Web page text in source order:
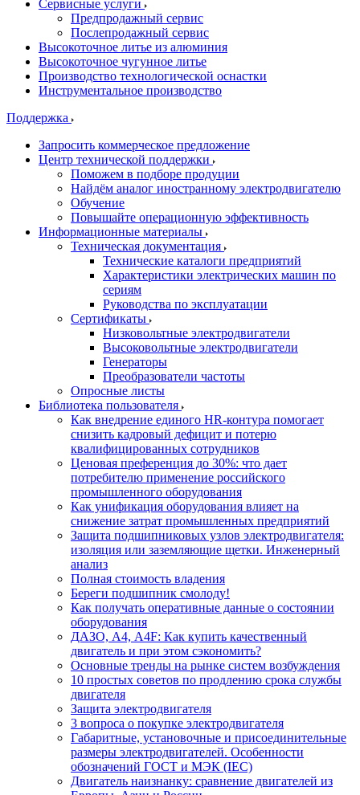
Сервисные услуги
Предпродажный сервис
Послепродажный сервис
Высокоточное литье из алюминия
Высокоточное чугунное литье
Производство технологической оснастки
Инструментальное производство
Поддержка
Запросить коммерческое предложение
Центр технической поддержки
Поможем в подборе продуции
Найдём аналог иностранному электродвигателю
Обучение
Повышайте операционную эффективность
Информационные материалы
Техническая документация
Технические каталоги предприятий
Характеристики электрических машин по
сериям
Руководства по эксплуатации
Сертификаты
Низковольтные электродвигатели
Высоковольтные электродвигатели
Генераторы
Преобразователи частоты
Опросные листы
Библиотека пользователя
Как внедрение единого HR-контура помогает
снизить кадровый дефицит и потерю
квалифицированных сотрудников
Ценовая преференция до 30%: что дает
потребителю применение российского
промышленного оборудования
Как унификация оборудования влияет на
снижение затрат промышленных предприятий
Защита подшипниковых узлов электродвигателя:
изоляция или заземляющие щетки. Инженерный
анализ
Полная стоимость владения
Береги подшипник смолоду!
Как получать оперативные данные о состоянии
оборудования
ДАЗО, А4, А4F: Как купить качественный
двигатель и при этом сэкономить?
Основные тренды на рынке систем возбуждения
10 простых советов по продлению срока службы
двигателя
Защита электродвигателя
3 вопроса о покупке электродвигателя
Габаритные, установочные и присоединительные
размеры электродвигателей. Особенности
обозначений ГОСТ и МЭК (IEC)
Двигатель наизнанку: сравнение двигателей из